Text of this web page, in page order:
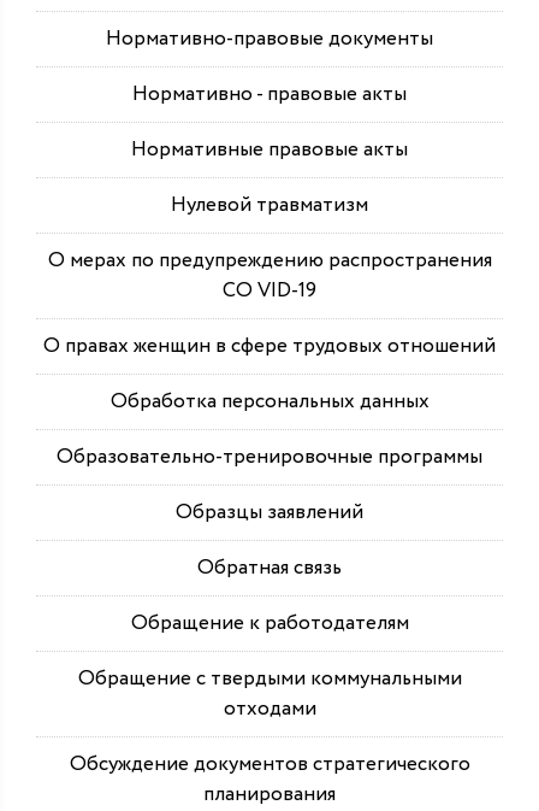
Нормативно-правовые документы
Нормативно - правовые акты
Нормативные правовые акты
Нулевой травматизм
О мерах по предупреждению распространения
СО VID-19
О правах женщин в сфере трудовых отношений
Обработка персональных данных
Образовательно-тренировочные программы
Образцы заявлений
Обратная связь
Обращение к работодателям
Обращение с твердыми коммунальными
отходами
Обсуждение документов стратегического
планирования